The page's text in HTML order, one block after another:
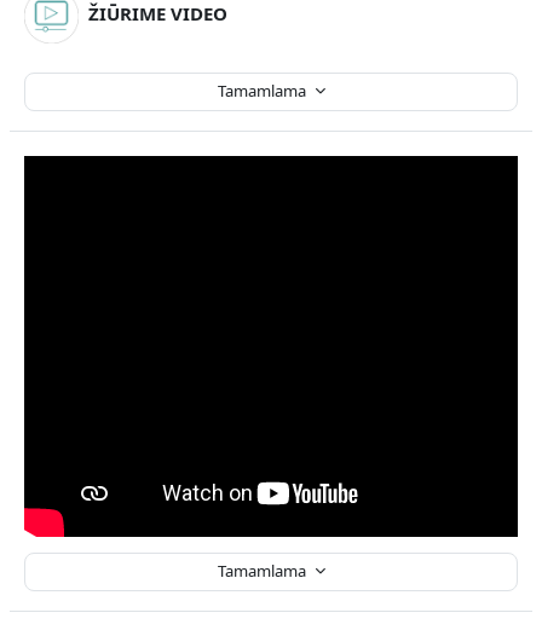
Tamamlama
ŽIŪRIME VIDEO
Tamamlama